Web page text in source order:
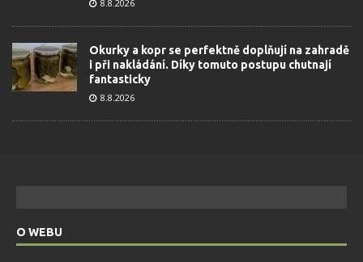
8.8.2026
Okurky a kopr se perfektně doplňují na zahradě
i při nakládání. Díky tomuto postupu chutnají
fantasticky
8.8.2026
O WEBU